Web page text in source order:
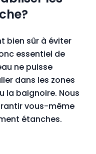
bien sûr à éviter
essentiel de
ne puisse
dans les zones
la baignoire. Nous
vous-même
étanches.